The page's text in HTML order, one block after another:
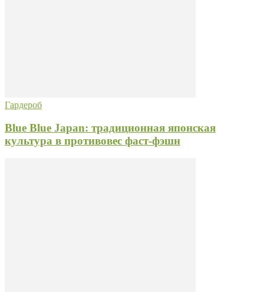
Гардероб
Blue Blue Japan: традиционная японская
культура в противовес фаст-фэшн